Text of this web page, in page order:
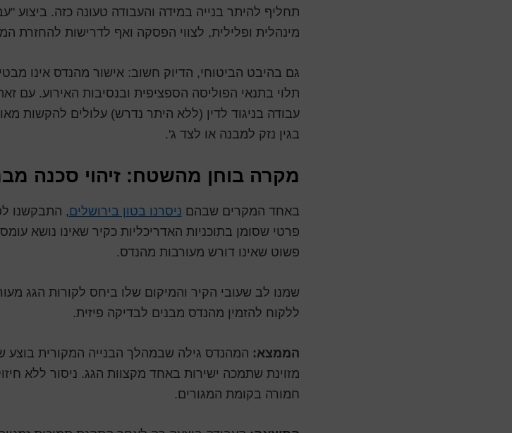
תחליף להיתר בנייה במידה והעבודה טעונה כזה. ביצוע
מינהלית ופלילית, לצווי הפסקה ואף לדרישות להחזרת
גם בהיבט הביטוחי, הדיוק חשוב: אישור מהנדס אינו
תלוי בתנאי הפוליסה הספציפית ובנסיבות האירוע. עם
עבודה בניגוד לדין (ללא היתר נדרש) עלולים להקשות
בגין נזק למבנה או לצד ג'.
מקרה בוחן מהשטח: זיהוי סכנה
באחד המקרים שבהם ניסרנו בטון בירושלים, התבקשנו
פרטי שסומן בתוכניות האדריכליות כקיר שאינו נושא
פשוט שאינו דורש מעורבות מהנדס.
שמנו לב שעובי הקיר והמיקום שלו ביחס לקורות הגג
ללקוח להזמין מהנדס מבנים לבדיקה פיזית.
הממצא: המהנדס גילה שבמהלך הבנייה המקורית בוצע
מזוינת שתמכה ישירות באחד מקצוות הגג. ניסור ללא
חמורה בקומת המגורים.